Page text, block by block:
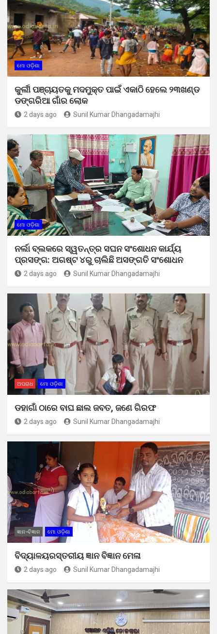
ମୋ ଓଡ଼ିଶା
କୁର୍ଲୀ ପଞ୍ଚାୟତକୁ ମଦମୁକ୍ତ ପାଇଁ ଏକାଠି ହେଲେ ୨୩ଖଣ୍ଡ
ଡଙ୍ଗରିଆ ଗାଁର ଲୋକ
2 days ago Sunil Kumar Dhangadamajhi
ମୋ ଓଡ଼ିଶା
ନର୍ଲା ବ୍ଲକରେ ସ୍ୱତନ୍ତ୍ର ସଘନ ସଂଶୋଧନ କାର୍ଯ୍ୟ
ପ୍ରସଙ୍ଗ: ଅଗଷ୍ଟ ୪ରୁ ଚାଲିଛି ଅସଙ୍ଗତି ସଂଶୋଧନ
2 days ago Sunil Kumar Dhangadamajhi
ଅପରାଧ ମୋ ଓଡ଼ିଶା
ଡହାଗାଁ ଠାରେ ବାଘ ଛାଲ ଜବତ, ଜଣେ ଗିରଫ
2 days ago Sunil Kumar Dhangadamajhi
ଜ୍ଞାନ-ବିଜ୍ଞାନ ମୋ ଓଡ଼ିଶା
ବିଦ୍ୟାଳୟରସ୍ତରୀୟ ଜ୍ଞାନ ବିଜ୍ଞାନ ମେଳା
2 days ago Sunil Kumar Dhangadamajhi